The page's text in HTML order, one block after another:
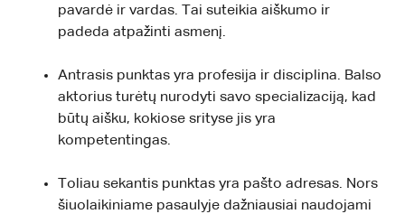
pavardė ir vardas. Tai suteikia aiškumo ir
padeda atpažinti asmenį.
Antrasis punktas yra profesija ir disciplina. Balso
aktorius turėtų nurodyti savo specializaciją, kad
būtų aišku, kokiose srityse jis yra
kompetentingas.
Toliau sekantis punktas yra pašto adresas. Nors
šiuolaikiniame pasaulyje dažniausiai naudojami